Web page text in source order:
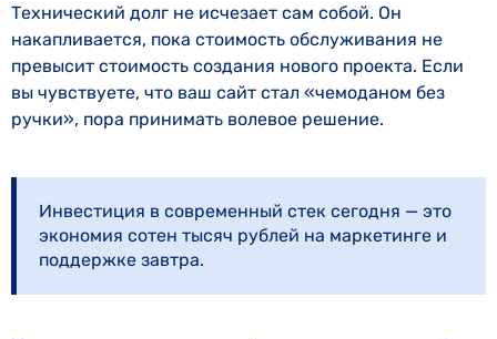
Технический долг не исчезает сам собой. Он
накапливается, пока стоимость обслуживания не
превысит стоимость создания нового проекта. Если
вы чувствуете, что ваш сайт стал «чемоданом без
ручки», пора принимать волевое решение.
Инвестиция в современный стек сегодня — это
экономия сотен тысяч рублей на маркетинге и
поддержке завтра.